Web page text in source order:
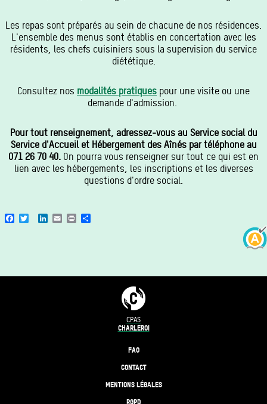
Les repas sont préparés au sein de chacune de nos résidences.
L'ensemble des menus sont établis en concertation avec les
résidents, les chefs cuisiniers sous la supervision du service
diététique.
Consultez nos modalités pratiques pour une visite ou une
demande d'admission.
Pour tout renseignement, adressez-vous au Service social du
Service d'Accueil et Hébergement des Aînés par téléphone au
071 26 70 40. On pourra vous renseigner sur tout ce qui est en
lien avec les hébergements, les inscriptions et les diverses
questions d'ordre social.
Facebook
TwitterLinkedIn
EmailPrint
CPAS
CHARLEROI
FAQ
CONTACT
MENTIONS LÉGALES
RGPD